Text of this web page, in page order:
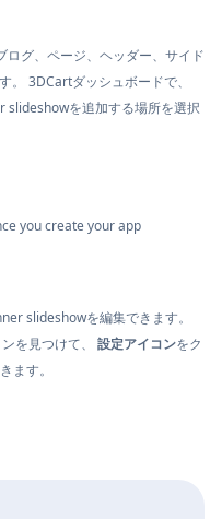
グ、ページ、ヘッダー、サイド
。 3DCartダッシュボードで、
slideshowを追加する場所を選択
you create your app
slideshowを編集できます。
を見つけて、 設定アイコンをク
ます。